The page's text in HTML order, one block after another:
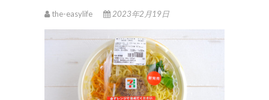
the-easylife 2023年2月19日